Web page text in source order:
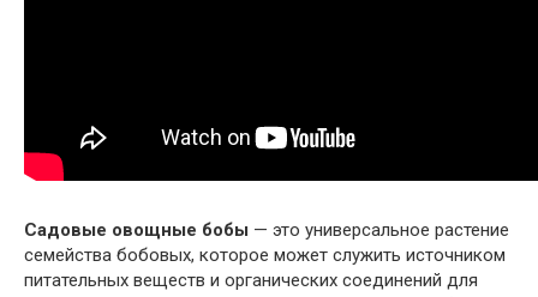
Садовые овощные бобы — это универсальное растение
семейства бобовых, которое может служить источником
питательных веществ и органических соединений для